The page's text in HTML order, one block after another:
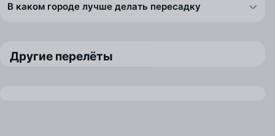
В каком городе лучше делать пересадку
Другие перелёты